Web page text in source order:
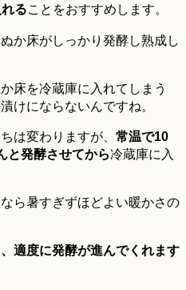
ることをおすすめします。
か床がしっかり発酵し熟成し
床を冷蔵庫に入れてしまう
けにならないんですね。
は変わりますが、 常温で10
と発酵させてから冷蔵庫に入
ら暑すぎずほどよい暖かさの
適度に発酵が進んでくれます